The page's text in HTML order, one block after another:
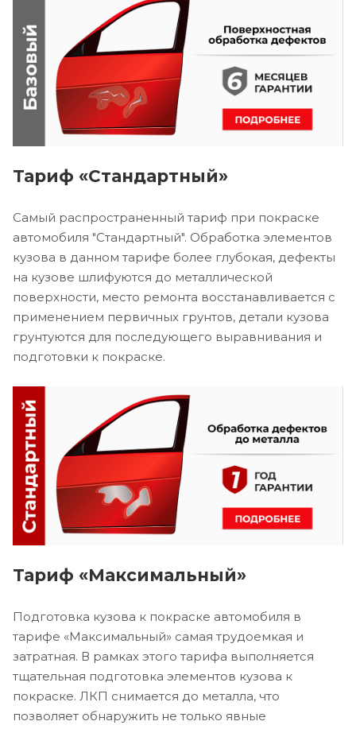
Тариф «Стандартный»
Самый распространенный тариф при покраске
автомобиля "Стандартный". Обработка элементов
кузова в данном тарифе более глубокая, дефекты
на кузове шлифуются до металлической
поверхности, место ремонта восстанавливается с
применением первичных грунтов, детали кузова
грунтуются для последующего выравнивания и
подготовки к покраске.
Тариф «Максимальный»
Подготовка кузова к покраске автомобиля в
тарифе «Максимальный» самая трудоемкая и
затратная. В рамках этого тарифа выполняется
тщательная подготовка элементов кузова к
покраске. ЛКП снимается до металла, что
позволяет обнаружить не только явные